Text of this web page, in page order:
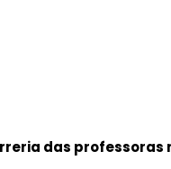
das professoras